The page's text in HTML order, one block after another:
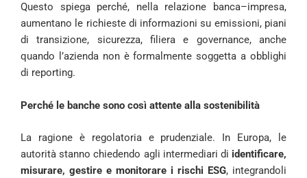
Questo spiega perché, nella relazione banca–impresa,
aumentano le richieste di informazioni su emissioni, piani
di transizione, sicurezza, filiera e governance, anche
quando l’azienda non è formalmente soggetta a obblighi
di reporting.
Perché le banche sono così attente alla sostenibilità
La ragione è regolatoria e prudenziale. In Europa, le
autorità stanno chiedendo agli intermediari di identificare,
misurare, gestire e monitorare i rischi ESG, integrandoli